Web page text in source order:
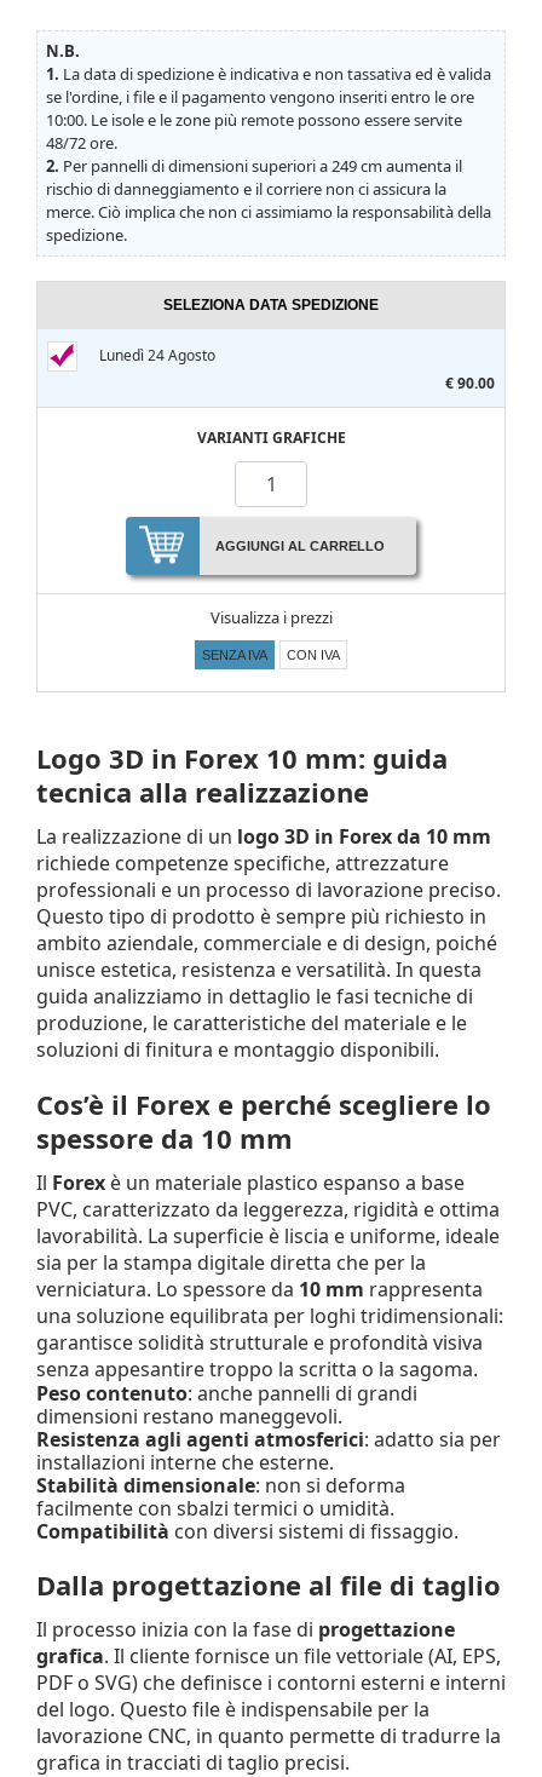
N.B.
1. La data di spedizione è indicativa e non tassativa ed è valida
se l'ordine, i file e il pagamento vengono inseriti entro le ore
10:00. Le isole e le zone più remote possono essere servite
48/72 ore.
2. Per pannelli di dimensioni superiori a 249 cm aumenta il
rischio di danneggiamento e il corriere non ci assicura la
merce. Ciò implica che non ci assimiamo la responsabilità della
spedizione.
SELEZIONA DATA SPEDIZIONE
Lunedì 24 Agosto
€ 90.00
VARIANTI GRAFICHE
AGGIUNGI AL CARRELLO
Visualizza i prezzi
SENZA IVA CON IVA
Logo 3D in Forex 10 mm: guida
tecnica alla realizzazione
La realizzazione di un logo 3D in Forex da 10 mm
richiede competenze specifiche, attrezzature
professionali e un processo di lavorazione preciso.
Questo tipo di prodotto è sempre più richiesto in
ambito aziendale, commerciale e di design, poiché
unisce estetica, resistenza e versatilità. In questa
guida analizziamo in dettaglio le fasi tecniche di
produzione, le caratteristiche del materiale e le
soluzioni di finitura e montaggio disponibili.
Cos’è il Forex e perché scegliere lo
spessore da 10 mm
Il Forex è un materiale plastico espanso a base
PVC, caratterizzato da leggerezza, rigidità e ottima
lavorabilità. La superficie è liscia e uniforme, ideale
sia per la stampa digitale diretta che per la
verniciatura. Lo spessore da 10 mm rappresenta
una soluzione equilibrata per loghi tridimensionali:
garantisce solidità strutturale e profondità visiva
senza appesantire troppo la scritta o la sagoma.
Peso contenuto: anche pannelli di grandi
dimensioni restano maneggevoli.
Resistenza agli agenti atmosferici: adatto sia per
installazioni interne che esterne.
Stabilità dimensionale: non si deforma
facilmente con sbalzi termici o umidità.
Compatibilità con diversi sistemi di fissaggio.
Dalla progettazione al file di taglio
Il processo inizia con la fase di progettazione
grafica. Il cliente fornisce un file vettoriale (AI, EPS,
PDF o SVG) che definisce i contorni esterni e interni
del logo. Questo file è indispensabile per la
lavorazione CNC, in quanto permette di tradurre la
grafica in tracciati di taglio precisi.